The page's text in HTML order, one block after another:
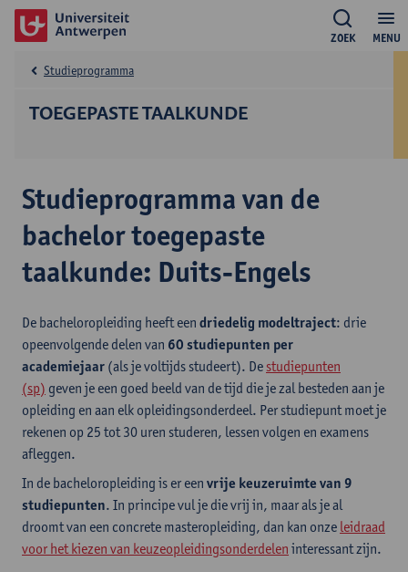
MENU
ZOEK
TOEGEPASTE TAALKUNDE
Studieprogramma
Studieprogramma van de
bachelor toegepaste
taalkunde: Duits-Engels
De bacheloropleiding heeft een driedelig modeltraject: drie
opeenvolgende delen van 60 studiepunten per
academiejaar (als je voltijds studeert). De studiepunten
(sp) geven je een goed beeld van de tijd die je zal besteden aan je
opleiding en aan elk opleidingsonderdeel. Per studiepunt moet je
rekenen op 25 tot 30 uren studeren, lessen volgen en examens
afleggen.
In de bacheloropleiding is er een vrije keuzeruimte van 9
studiepunten. In principe vul je die vrij in, maar als je al
droomt van een concrete masteropleiding, dan kan onze leidraad
voor het kiezen van keuzeopleidingsonderdelen interessant zijn.